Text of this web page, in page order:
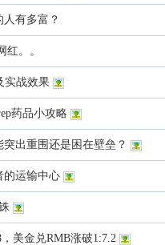
有多富？
。。
实战效果
药品小攻略
出重围还是困在壁垒？
的运输中心
美金兑RMB涨破1:7.2